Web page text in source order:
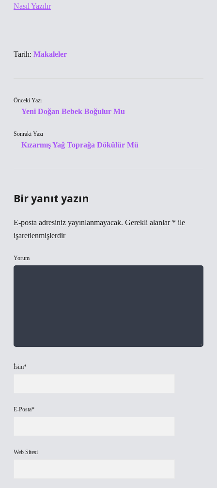
Nasıl Yazılır
Tarih: Makaleler
Önceki Yazı
Yeni Doğan Bebek Boğulur Mu
Sonraki Yazı
Kızarmış Yağ Toprağa Dökülür Mü
Bir yanıt yazın
E-posta adresiniz yayınlanmayacak. Gerekli alanlar * ile
işaretlenmişlerdir
Yorum
İsim*
E-Posta*
Web Sitesi